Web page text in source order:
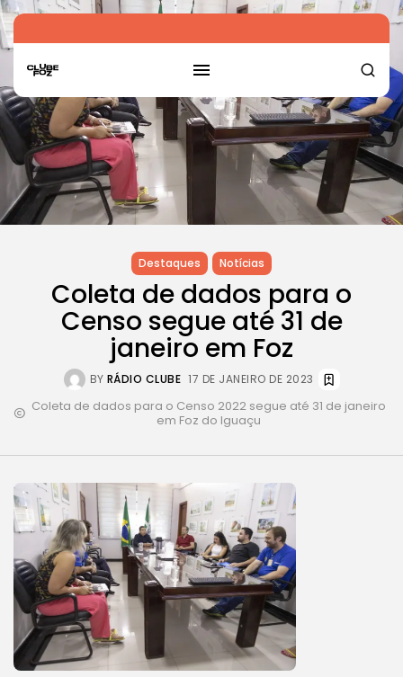
Destaques Notícias
Coleta de dados para o
Censo segue até 31 de
janeiro em Foz
BY RÁDIO CLUBE 17 DE JANEIRO DE 2023
Coleta de dados para o Censo 2022 segue até 31 de janeiro
em Foz do Iguaçu